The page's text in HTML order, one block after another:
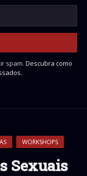
spam. Descubra como
WORKSHOPS
Sexuais